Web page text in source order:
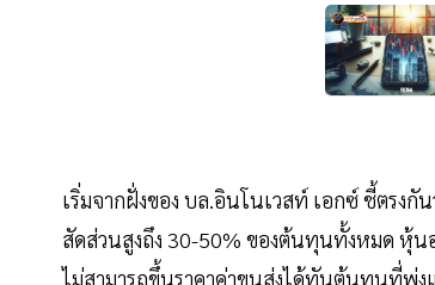
เริ่มจากฝั่งของ บล.อินโนเวสท์ เอกซ์ ชี้ตรง
สัดส่วนสูงถึง 30-50% ของต้นทุนทั้งหมด หุ้น
ไม่สามารถขึ้นราคาค่าขนส่งได้ทันต้นทุนที่พุ่ง